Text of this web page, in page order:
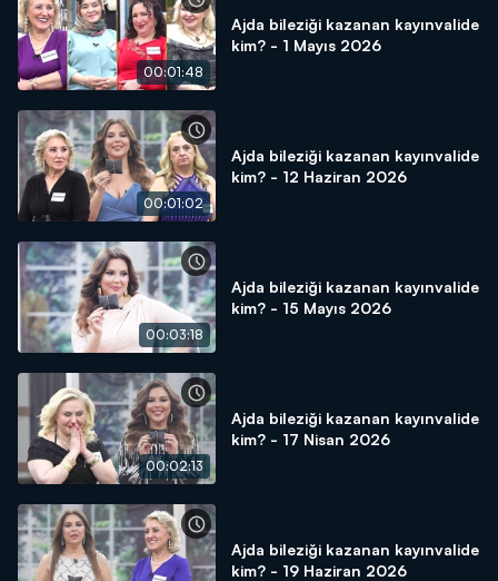
00:01:48
Ajda bileziği kazanan kayınvalide
kim? - 1 Mayıs 2026
00:01:02
Ajda bileziği kazanan kayınvalide
kim? - 12 Haziran 2026
00:03:18
Ajda bileziği kazanan kayınvalide
kim? - 15 Mayıs 2026
00:02:13
Ajda bileziği kazanan kayınvalide
kim? - 17 Nisan 2026
Ajda bileziği kazanan kayınvalide
kim? - 19 Haziran 2026